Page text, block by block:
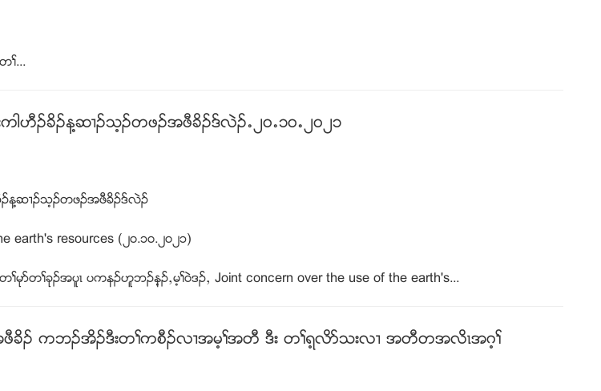
ႈ...
ါဟီဥခိဥန႔ဆ႕ဥသ့ဥတဖဥအဖီခိဥဒ္လဲဥ’၂၀’၁၀’၂၀၂၁
န႔ဆ႕ဥသ့ဥတဖဥအဖီခိဥဒ္လဲဥ
earth's resources (၂၀.၁၀.၂၀၂၁)
ဏတႈခုဥအပူၚ ပကနဥဟူဘဥန့ဥယမ့ႈ၀ဲဒဥယ Joint concern over the use of the earth's...
ခိဥ ကဘဥအိဥဒီးတႈကစီဥလ႕အမ့ႈအတီ ဒီး တႈရ့လိဏသးလ႕ အတီတအလိၚအဂ့ႈ